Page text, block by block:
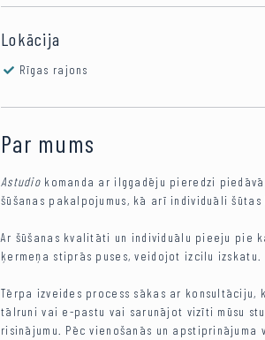
Lokācija
Rīgas rajons
Par mums
Astudiokomanda ar ilggadēju pieredzi piedāvā
šūšanas pakalpojumus, kā arī individuāli
Ar šūšanas kvalitāti un individuālu pieeju pie
ķermeņa stiprās puses, veidojot izcilu izskatu.
Tērpa izveides process sākas ar konsultāciju,
tālruni vai e-pastu vai sarunājot vizīti mūsu
risinājumu. Pēc vienošanās un apstiprinājuma